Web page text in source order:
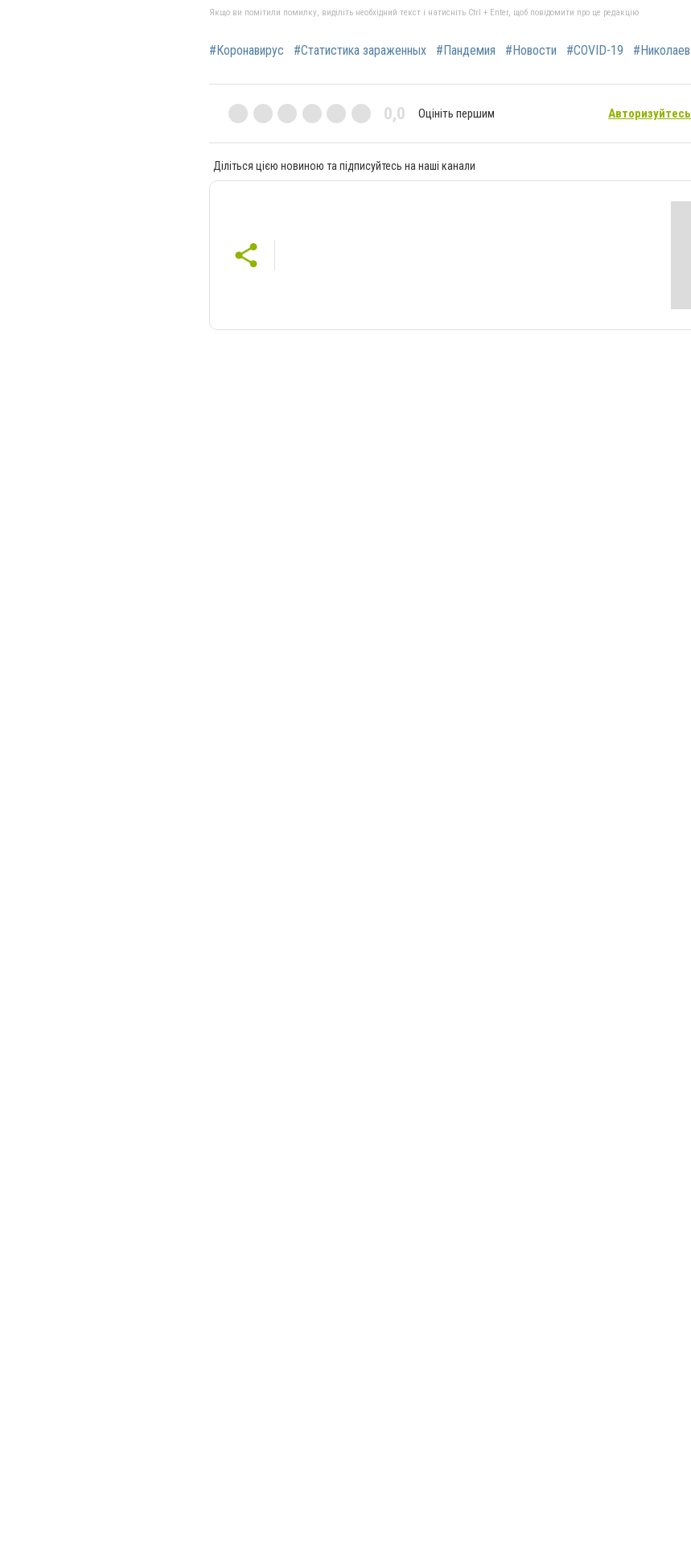
Якщо ви помітили помилку, виділіть необхідний текст і натисніть Ctrl + Enter, щоб повідомити про це редакцію
#Коронавирус #Статистика зараженных #Пандемия #Новости #COVID-19 #Николаев
0,0 Оцініть першим Авторизуйтесь
Діліться цією новиною та підписуйтесь на наші канали